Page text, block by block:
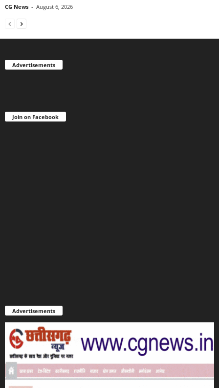
CG News - August 6, 2026
Advertisements
Join on Facebook
Advertisements